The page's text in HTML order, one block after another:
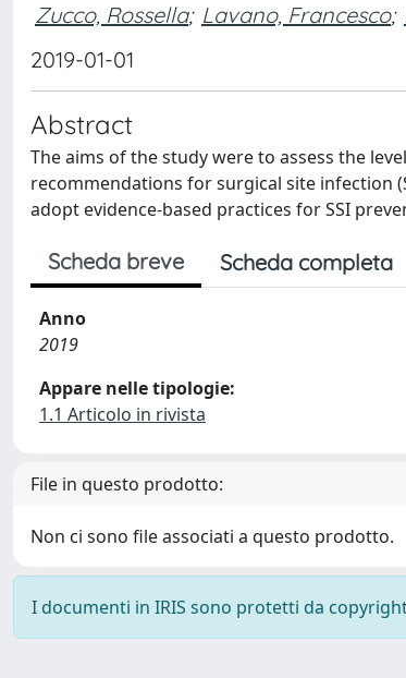
Zucco, Rossella; Lavano, Francesco;
2019-01-01
Abstract
The aims of the study were to assess the
recommendations for surgical site infection
adopt evidence-based practices for SSI
Scheda breve Scheda completa
Anno
2019
Appare nelle tipologie:
1.1 Articolo in rivista
File in questo prodotto:
Non ci sono file associati a questo prodotto.
I documenti in IRIS sono protetti da